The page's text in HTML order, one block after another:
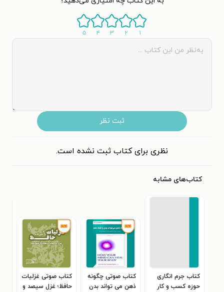
۱ ۲ ۳ ۴ ۵
ثبت نظر
نظری برای کتاب ثبت نشده است.
کتاب‌های مشابه
کتاب جرم انگاری
حوزه کسب و کار
کتاب صوتی چگونه
ذهن می‌ تواند بدن
کتاب صوتی غزلیات
حافظ؛ غزل سیصد و